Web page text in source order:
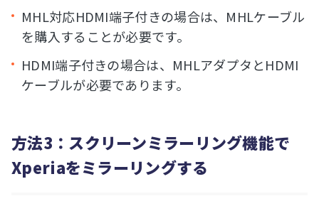
MHL対応HDMI端子付きの場合は、MHLケーブル
を購入することが必要です。
HDMI端子付きの場合は、MHLアダプタとHDMI
ケーブルが必要であります。
方法3：スクリーンミラーリング機能で
Xperiaをミラーリングする